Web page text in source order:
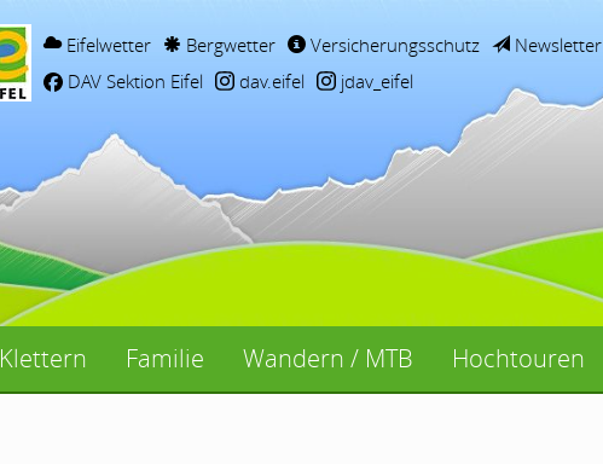
Eifelwetter Bergwetter Versicherungsschutz Newsletter
DAV Sektion Eifel
dav.eifel jdav_eifel
Klettern Familie Wandern / MTB Hochtouren